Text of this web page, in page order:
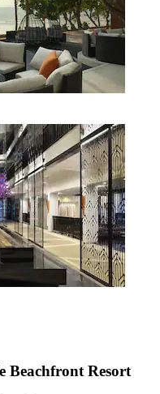
Beachfront Resort